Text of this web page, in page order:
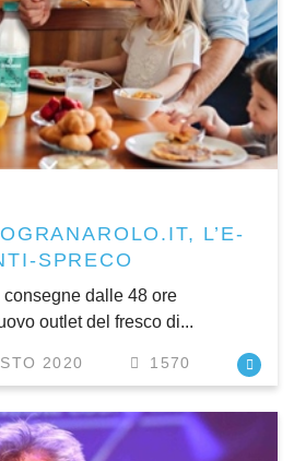
L’E-
SPRECO
dalle 48 ore
outlet del fresco di...
2020 1570